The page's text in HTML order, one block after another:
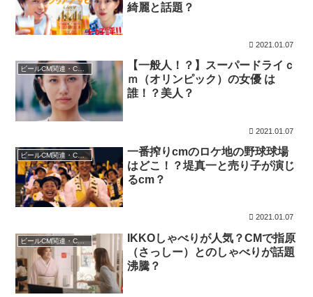
綺麗と話題？
2021.01.07
ビールCM関連・CMニュース
【一般人！？】スーパードライｃ
ｍ（オリンピック）の女優 は
誰！？美人？
2021.01.07
ビールCM関連・CMニュース
一番搾りcmのロケ地の野球球場
はどこ！？堤真一と売り子が演じ
るcm？
2021.01.07
ビールCM関連・CMニュース
IKKOしゃべりが人気？CMで指原
（さっしー）とのしゃべりが話題
沸騰？